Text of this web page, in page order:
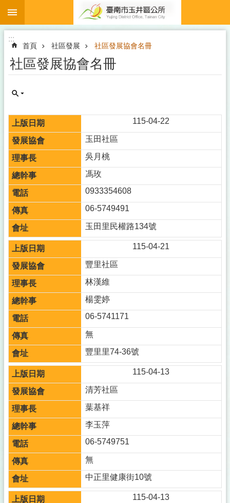
跳到主要內容區塊
:::
首頁 社區發展 社區發展協會名冊
社區發展協會名冊
115-04-22
玉田社區
吳月桃
馮玫
0933354608
06-5749491
玉田里民權路134號
115-04-21
豐里社區
林漢維
楊雯婷
06-5741171
無
豐里里74-36號
115-04-13
清芳社區
葉基祥
李玉萍
06-5749751
無
中正里健康街10號
115-04-13